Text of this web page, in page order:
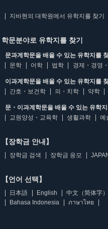
지바현의 대학원에서 유학지를 찾기
학문분야로 유학지를 찾기
문과계학문을 배울 수 있는 유학지를 찾
문학
어학 법학 경제・경영
이과계학문을 배울 수 있는 유학지를 찾
간호・보건학
의・치학 약학
문・이과계학문을 배울 수 있는 유학지
교원양성・교육학
생활과학 예
【장학금 안내】
장학금 검색 장학금 응모
【언어 선택】
日本語 English 中文（简体字）
Bahasa Indonesia
ภาษาไทย